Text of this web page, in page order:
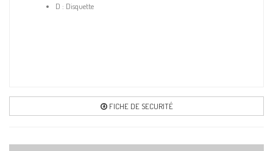
D : Disquette
FICHE DE SECURITÉ